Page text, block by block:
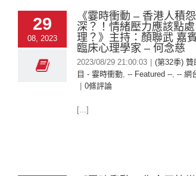
29
08, 2023
《霎時衝動 – 香港人積
深？！情緒壓力應該點處
理？》主持：顏聯武 嘉
臨床心理學家 – 何念慈
2023/08/29 21:00:03
(第32季) 贊
目 - 霎時衝動, -- Featured --, -- 網
0條評論
[...]